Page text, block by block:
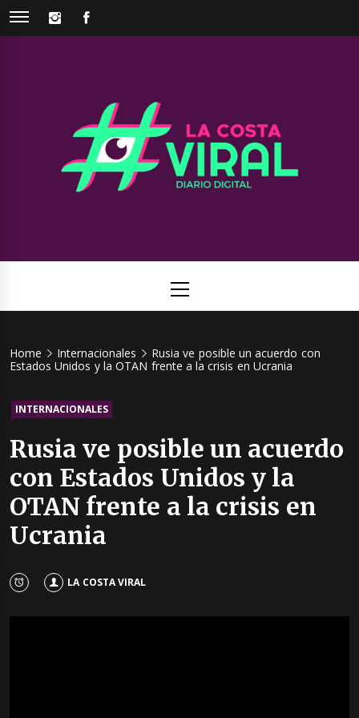
Skip
INSTAGRAM
Viral
Menu
Home Internacionales
Rusia ve posible un acuerdo con
Estados Unidos y la OTAN frente a la crisis en Ucrania
INTERNACIONALES
Rusia ve posible un acuerdo
con Estados Unidos y la
OTAN frente a la crisis en
Ucrania
LA COSTA VIRAL